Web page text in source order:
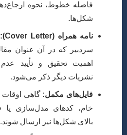
فاصله خطوط، نحوه
شکل‌ها.
نامه همراه (Cover Letter):
سردبیر که در آن عنوان
اهمیت تحقیق و تأیید
نشریات دیگر ذکر می‌شود.
فایل‌های مکمل: گاهی اوقات
خام، کدهای مدل‌سازی یا
بالای شکل‌ها نیز ارسال شوند.